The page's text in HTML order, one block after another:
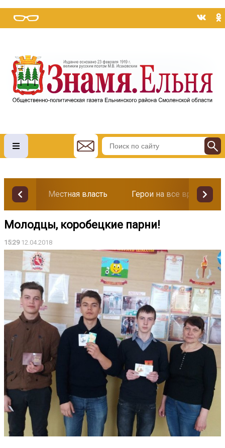
Местная власть Герои на все времена
Молодцы, коробецкие парни!
15:2912.04.2018